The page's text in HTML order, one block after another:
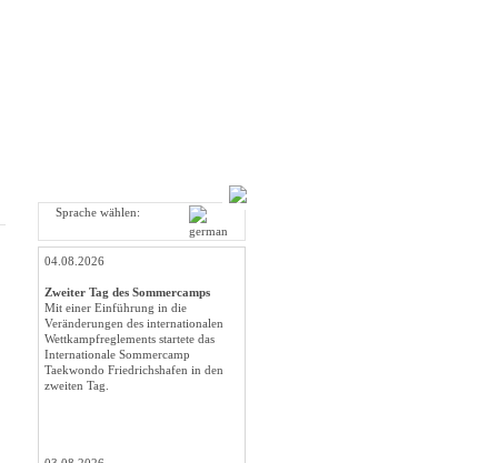
Sprache wählen:
04.08.2026
Zweiter Tag des Sommercamps
Mit einer Einführung in die
Veränderungen des internationalen
Wettkampfreglements startete das
Internationale Sommercamp
Taekwondo Friedrichshafen in den
zweiten Tag.